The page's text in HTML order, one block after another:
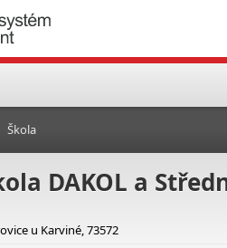
Škola
DAKOL a
u Karviné, 73572